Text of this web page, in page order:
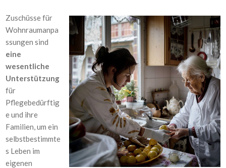
Zuschüsse für
Wohnraumanpa
ssungen sind
eine
wesentliche
Unterstützung
für
Pflegebedürftig
e und ihre
Familien, um ein
selbstbestimmte
s Leben im
eigenen